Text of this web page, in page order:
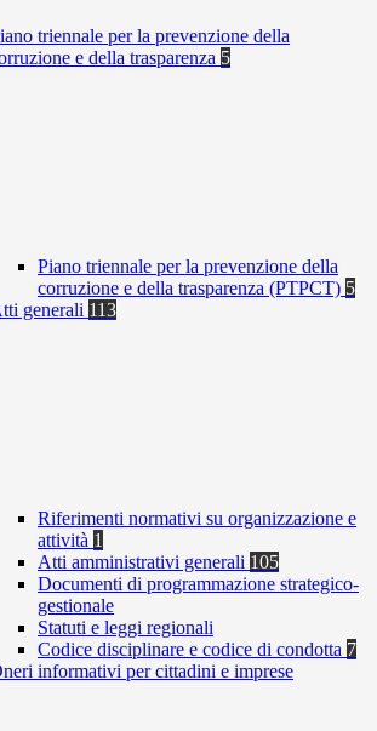
triennale per la prevenzione della
e della trasparenza 5
Piano triennale per la prevenzione della
corruzione e della trasparenza (PTPCT) 5
generali 113
Riferimenti normativi su organizzazione e
attività 1
Atti amministrativi generali 105
Documenti di programmazione strategico-
gestionale
Statuti e leggi regionali
Codice disciplinare e codice di condotta 7
informativi per cittadini e imprese